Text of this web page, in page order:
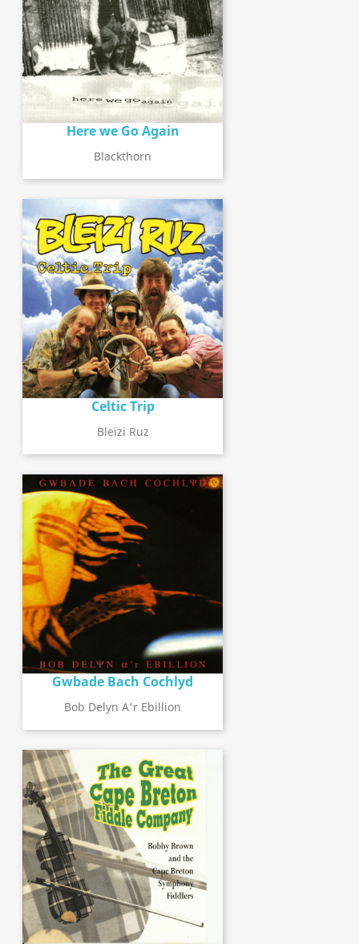
Here we Go Again
Blackthorn
Celtic Trip
Bleizi Ruz
Gwbade Bach Cochlyd
Bob Delyn A'r Ebillion